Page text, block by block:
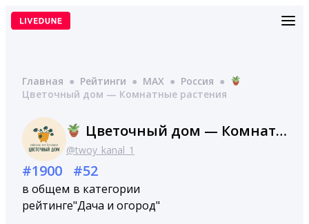
Перейти
Главная ● Рейтинги ● MAX ● Россия ●
Цветочный дом — Комнатные растения
Цветочный дом — Комнатные растения
@twoy_kanal_1
#1900
в общем
рейтинге
#52
в категории
"Дача и огород"